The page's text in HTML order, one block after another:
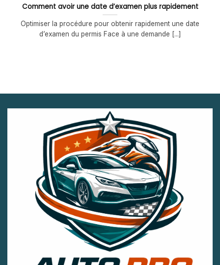
Comment avoir une date d’examen plus rapidement
Optimiser la procédure pour obtenir rapidement une date
d’examen du permis Face à une demande [...]